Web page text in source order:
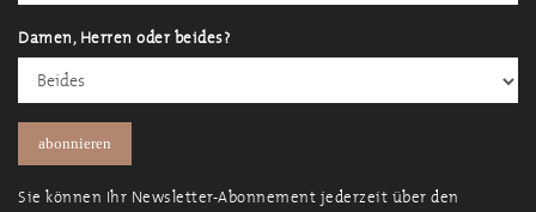
Damen, Herren oder beides?
Sie können Ihr Newsletter-Abonnement jederzeit über den